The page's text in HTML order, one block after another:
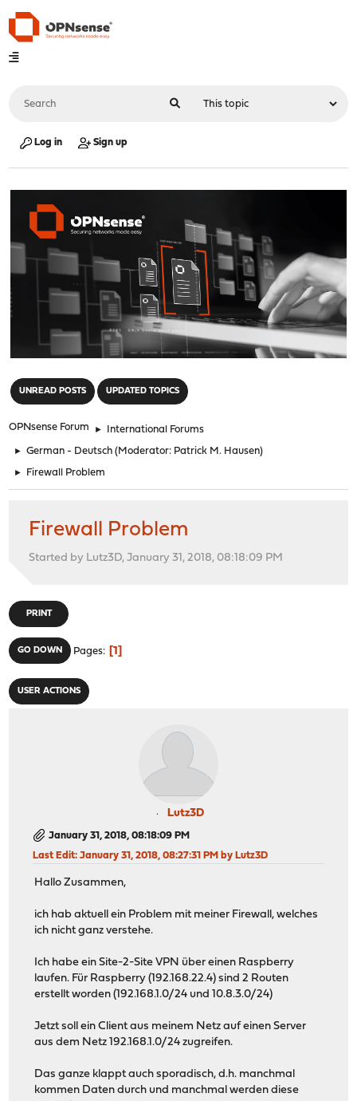
Log in Sign up
UNREAD POSTS UPDATED TOPICS
OPNsense Forum ► International Forums
► German - Deutsch (Moderator: Patrick M. Hausen)
► Firewall Problem
Firewall Problem
Started by Lutz3D, January 31, 2018, 08:18:09 PM
PRINT
GO DOWN Pages 1
USER ACTIONS
Lutz3D
January 31, 2018, 08:18:09 PM
Last Edit: January 31, 2018, 08:27:31 PM by Lutz3D
Hallo Zusammen,
ich hab aktuell ein Problem mit meiner Firewall, welches
ich nicht ganz verstehe.
Ich habe ein Site-2-Site VPN über einen Raspberry
laufen. Für Raspberry (192.168.22.4) sind 2 Routen
erstellt worden (192.168.1.0/24 und 10.8.3.0/24)
Jetzt soll ein Client aus meinem Netz auf einen Server
aus dem Netz 192.168.1.0/24 zugreifen.
Das ganze klappt auch sporadisch, d.h. manchmal
kommen Daten durch und manchmal werden diese